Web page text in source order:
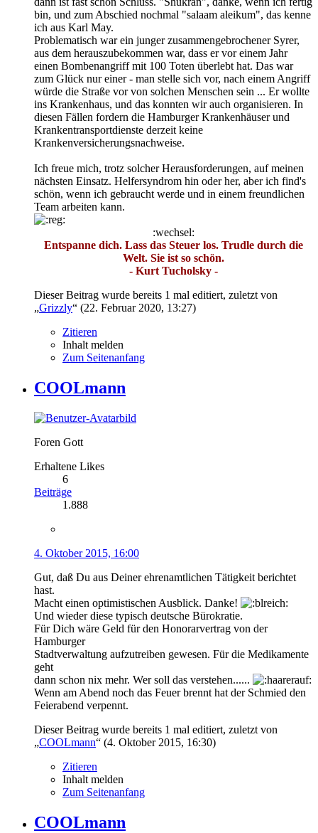
bin, und zum Abschied nochmal "salaam aleikum", das kenne
ich aus Karl May.
Problematisch war ein junger zusammengebrochener Syrer,
aus dem herauszubekommen war, dass er vor einem Jahr
einen Bombenangriff mit 100 Toten überlebt hat. Das war
zum Glück nur einer - man stelle sich vor, nach einem Angriff
würde die Straße vor von solchen Menschen sein ... Er wollte
ins Krankenhaus, und das konnten wir auch organisieren. In
diesen Fällen fordern die Hamburger Krankenhäuser und
Krankentransportdienste derzeit keine
Krankenversicherungsnachweise.
Ich freue mich, trotz solcher Herausforderungen, auf meinen
nächsten Einsatz. Helfersyndrom hin oder her, aber ich find's
schön, wenn ich gebraucht werde und in einem freundlichen
Team arbeiten kann.
:wechsel:
Entspanne dich. Lass das Steuer los. Trudle durch die
Welt. Sie ist so schön.
- Kurt Tucholsky -
Dieser Beitrag wurde bereits 1 mal editiert, zuletzt von
„Grizzly“ (22. Februar 2020, 13:27)
Zitieren
Inhalt melden
Zum Seitenanfang
COOLmann
Foren Gott
Erhaltene Likes
6
Beiträge
1.888
4. Oktober 2015, 16:00
Gut, daß Du aus Deiner ehrenamtlichen Tätigkeit berichtet
hast.
Macht einen optimistischen Ausblick. Danke!
Und wieder diese typisch deutsche Bürokratie.
Für Dich wäre Geld für den Honorarvertrag von der
Hamburger
Stadtverwaltung aufzutreiben gewesen. Für die Medikamente
geht
dann schon nix mehr. Wer soll das verstehen......
Wenn am Abend noch das Feuer brennt hat der Schmied den
Feierabend verpennt.
Dieser Beitrag wurde bereits 1 mal editiert, zuletzt von
„COOLmann“ (4. Oktober 2015, 16:30)
Zitieren
Inhalt melden
Zum Seitenanfang
COOLmann